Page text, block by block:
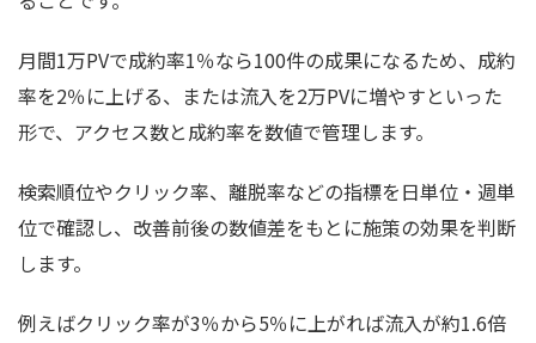
月間1万PVで成約率1％なら100件の成果になるため、成約
率を2％に上げる、または流入を2万PVに増やすといった
形で、アクセス数と成約率を数値で管理します。
検索順位やクリック率、離脱率などの指標を日単位・週単
位で確認し、改善前後の数値差をもとに施策の効果を判断
します。
例えばクリック率が3％から5％に上がれば流入が約1.6倍